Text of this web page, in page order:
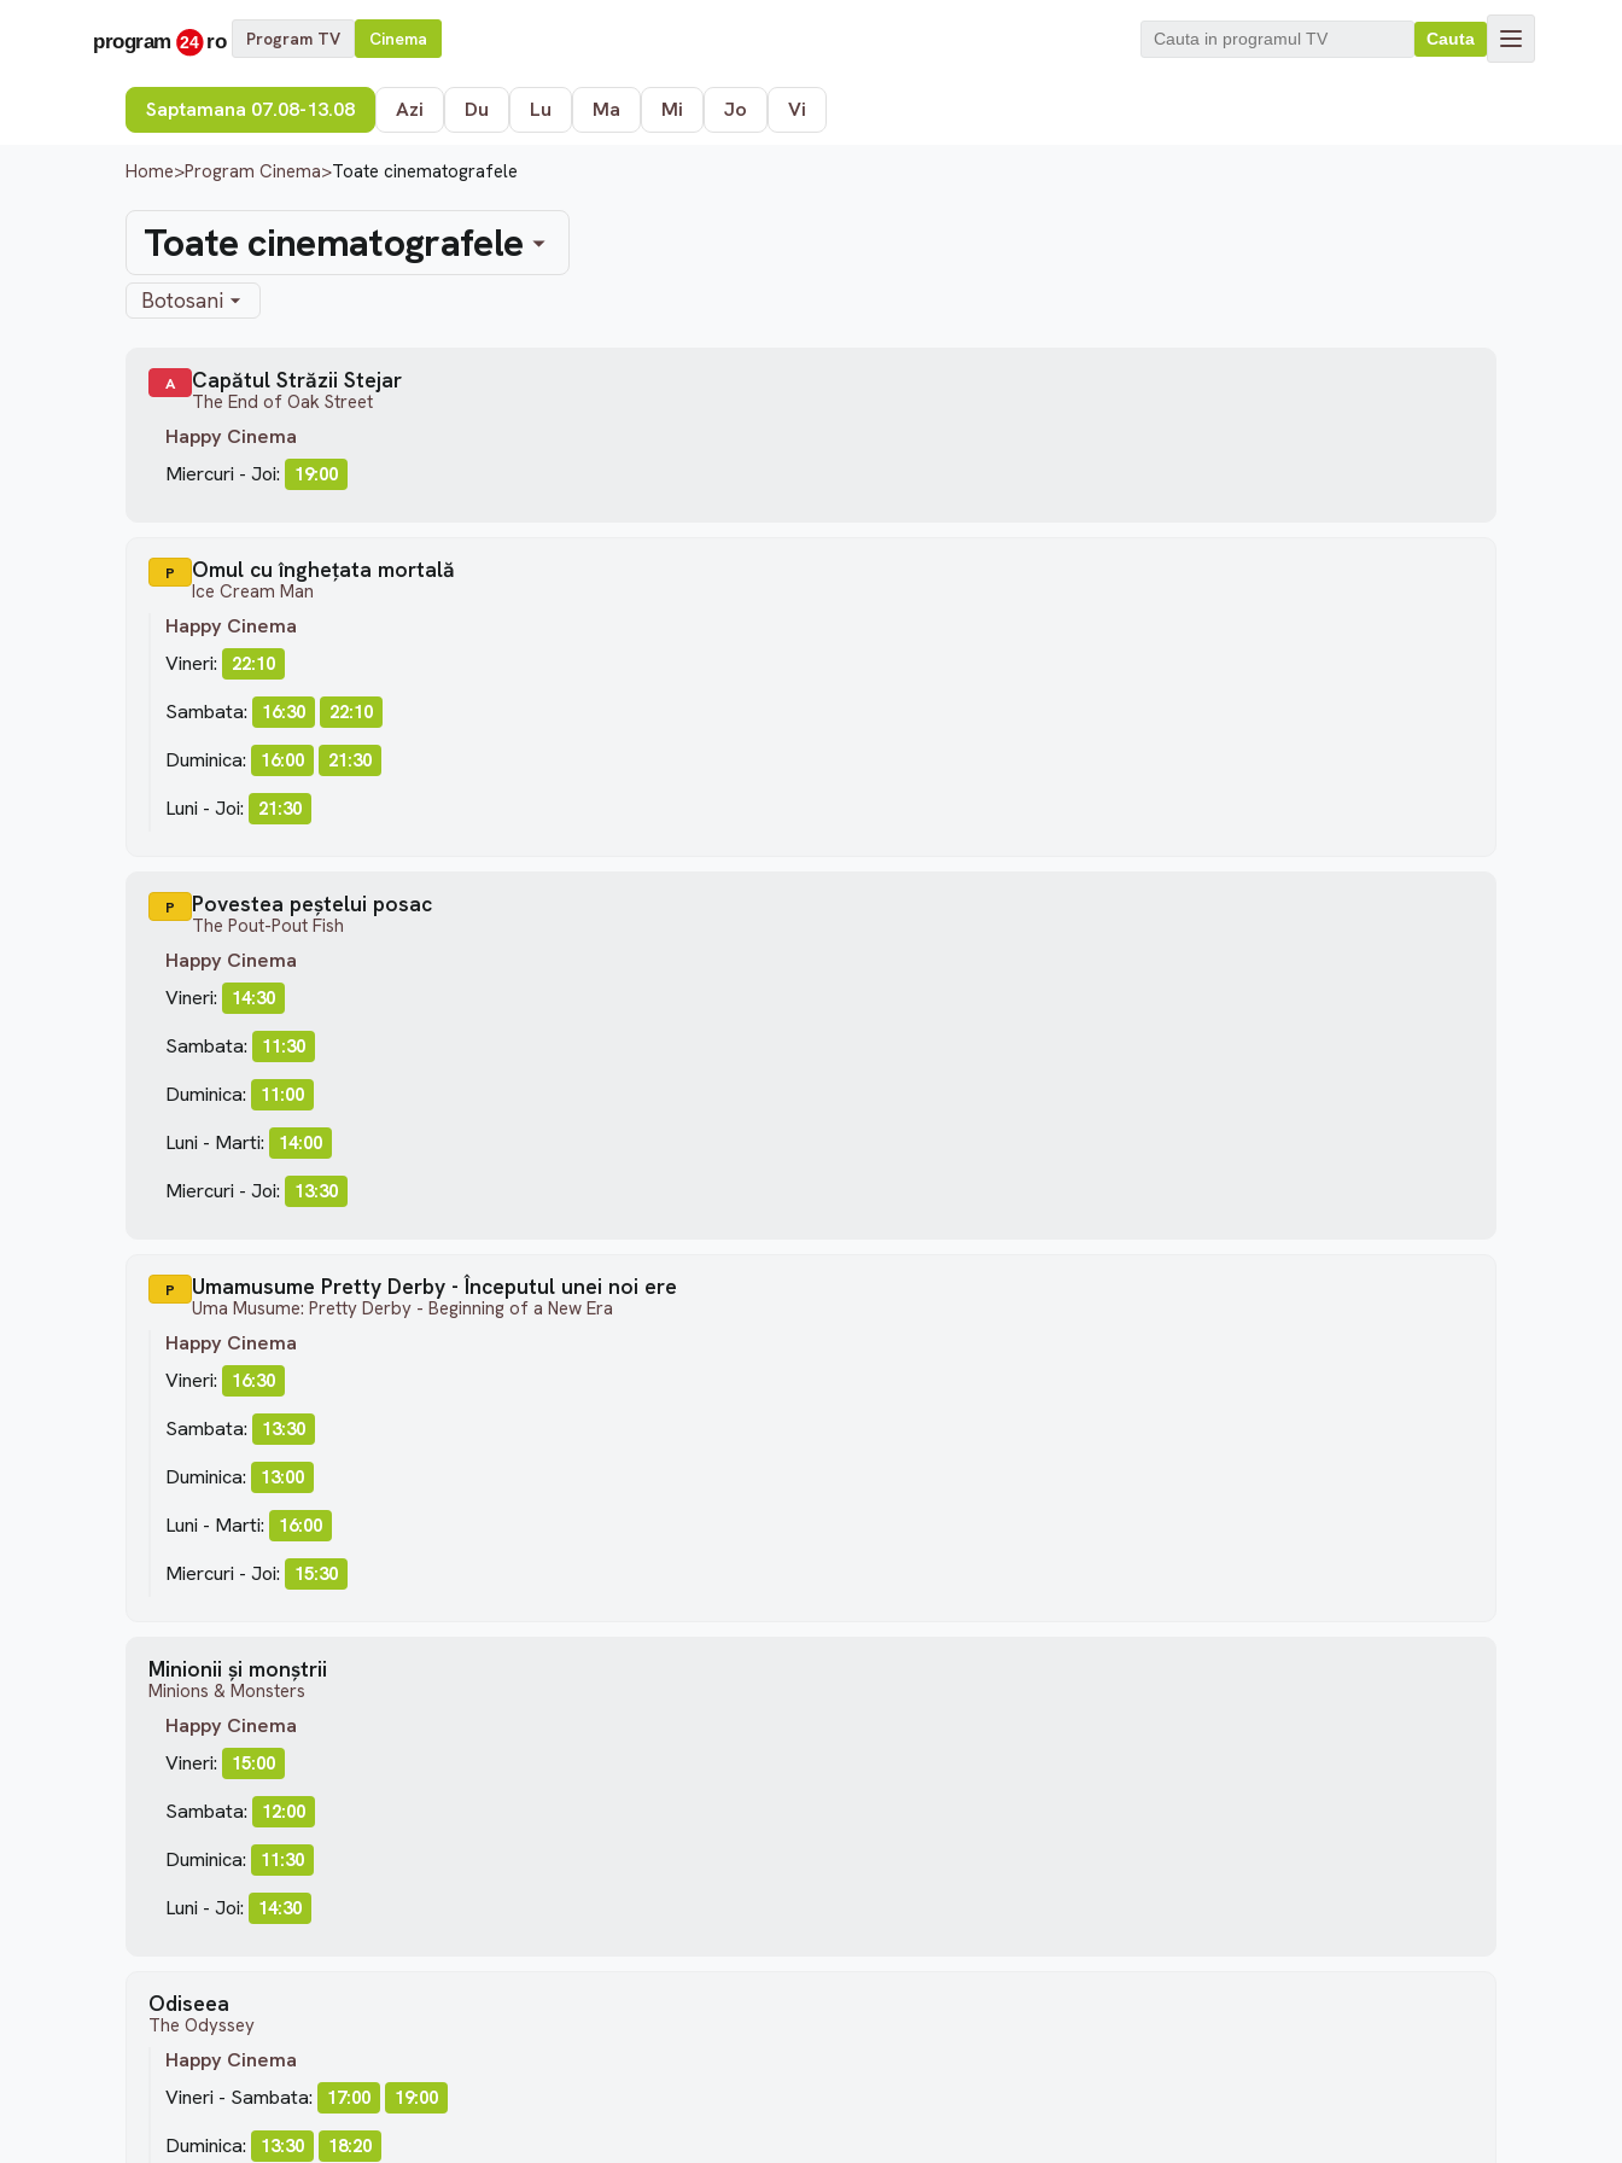
Program TV Cinema Cauta
Saptamana 07.08-13.08 Azi Du Lu Ma Mi Jo Vi
Home>Program Cinema>Toate cinematografele
Toate cinematografele
Botosani
A Capătul Străzii Stejar
The End of Oak Street
Happy Cinema
Miercuri - Joi:
19:00
P Omul cu înghețata mortală
Ice Cream Man
Happy Cinema
Vineri:
22:10
Sambata: 16:30 22:10
Duminica: 16:00 21:30
Luni - Joi: 21:30
P Povestea peștelui posac
The Pout-Pout Fish
Happy Cinema
Vineri:
14:30
Sambata: 11:30
Duminica: 11:00
Luni - Marti: 14:00
Miercuri - Joi: 13:30
P Umamusume Pretty Derby - Începutul unei noi ere
Uma Musume: Pretty Derby - Beginning of a New Era
Happy Cinema
Vineri:
16:30
Sambata: 13:30
Duminica: 13:00
Luni - Marti: 16:00
Miercuri - Joi: 15:30
Minionii și monștrii
Minions & Monsters
Happy Cinema
Vineri:
15:00
Sambata: 12:00
Duminica: 11:30
Luni - Joi: 14:30
Odiseea
The Odyssey
Happy Cinema
Vineri - Sambata:
17:00 19:00
Duminica: 13:30 18:20